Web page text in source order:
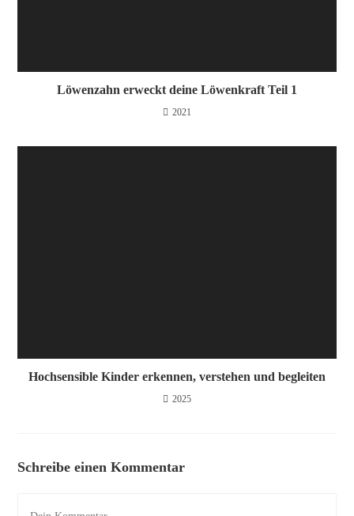
Löwenzahn erweckt deine Löwenkraft Teil 1
2021
Hochsensible Kinder erkennen, verstehen und begleiten
2025
Schreibe einen Kommentar